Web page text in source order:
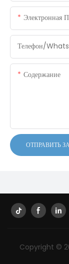
Электронная
Телефон/
Содержание
ОТПРАВИТЬ
Copyright ©